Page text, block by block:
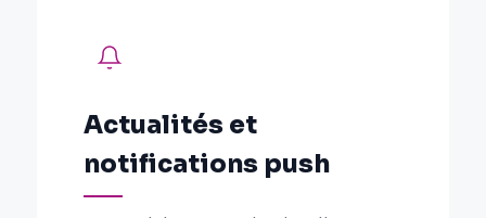
Actualités et
notifications push